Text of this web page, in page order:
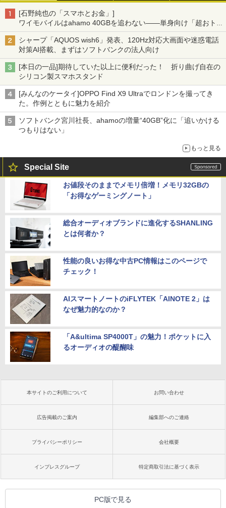
[石野純也の「スマホとお金」]
ワイモバイルはahamo 40GBを追わない――単身向け「超おトク
割」の安さと1年限定の注意点
シャープ「AQUOS wish6」発表、120Hz対応大画面や迷惑電話
対策AI搭載、まずはソフトバンクの法人向け
[本日の一品]期待していた以上に便利だった！ 折り曲げ自在の
シリコン製スマホスタンド
[みんなのケータイ]OPPO Find X9 Ultraでロンドンを撮ってき
た。作例とともに魅力を紹介
ソフトバンク宮川社長、ahamoの増量“40GB”化に「追いかける
つもりはない」
もっと見る
Special Site
お値段そのままでメモリ倍増！メモリ32GBの
「お得なゲーミングノート」
総合オーディオブランドに進化するSHANLING
とは何者か？
性能の良いお得な中古PC情報はこのページで
チェック！
AIスマートノートのiFLYTEK「AINOTE 2」は
なぜ魅力的なのか？
「A&ultima SP4000T」の魅力！ポケットに入
るオーディオの醍醐味
本サイトのご利用について お問い合わせ
広告掲載のご案内 編集部へのご連絡
プライバシーポリシー 会社概要
インプレスグループ 特定商取引法に基づく表示
PC版で見る